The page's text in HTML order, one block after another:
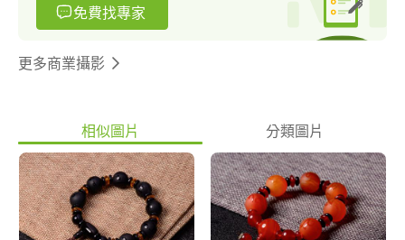
免費找專家
更多商業攝影
相似圖片 分類圖片